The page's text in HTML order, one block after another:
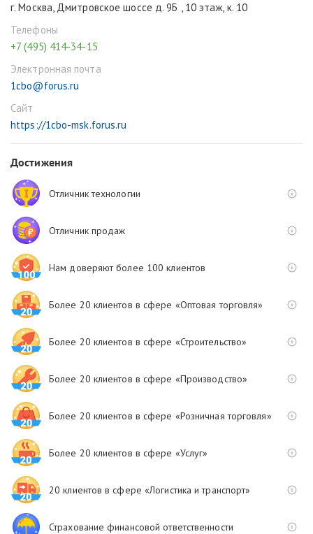
г. Москва, Дмитровское шоссе д. 9Б , 10 этаж, к. 10
Телефоны
+7 (495) 414-34-15
Электронная почта
1cbo@forus.ru
Сайт
https://1cbo-msk.forus.ru
Достижения
Отличник технологии
Отличник продаж
Нам доверяют более 100 клиентов
Более 20 клиентов в сфере «Оптовая торговля»
Более 20 клиентов в сфере «Строительство»
Более 20 клиентов в сфере «Производство»
Более 20 клиентов в сфере «Розничная торговля»
Более 20 клиентов в сфере «Услуг»
20 клиентов в сфере «Логистика и транспорт»
Страхование финансовой ответственности